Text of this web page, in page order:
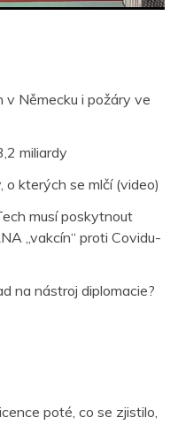
v Německu i požáry ve
miliardy
o kterých se mlčí (video)
musí poskytnout
„vakcín“ proti Covidu-
na nástroj diplomacie?
poté, co se zjistilo,